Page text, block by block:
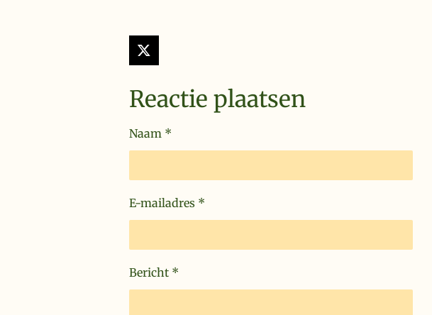
X
Reactie plaatsen
Naam *
E-mailadres *
Bericht *